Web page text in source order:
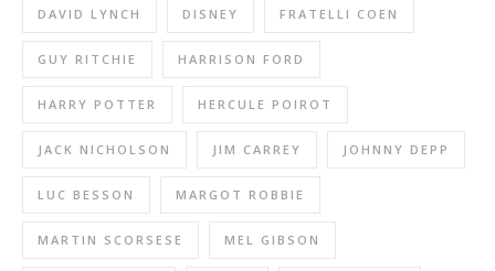
DAVID LYNCH DISNEY FRATELLI COEN
GUY RITCHIE HARRISON FORD
HARRY POTTER HERCULE POIROT
JACK NICHOLSON JIM CARREY JOHNNY DEPP
LUC BESSON MARGOT ROBBIE
MARTIN SCORSESE MEL GIBSON